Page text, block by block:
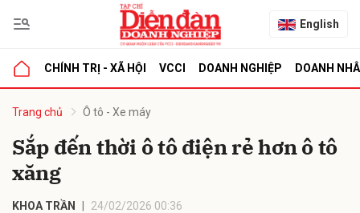
English
CHÍNH TRỊ - XÃ HỘI VCCI DOANH NGHIỆP DOANH
Trang chủ Ô tô - Xe máy
Sắp đến thời ô tô điện rẻ hơn ô tô
xăng
KHOA TRẦN 24/02/2026 00:36
luận